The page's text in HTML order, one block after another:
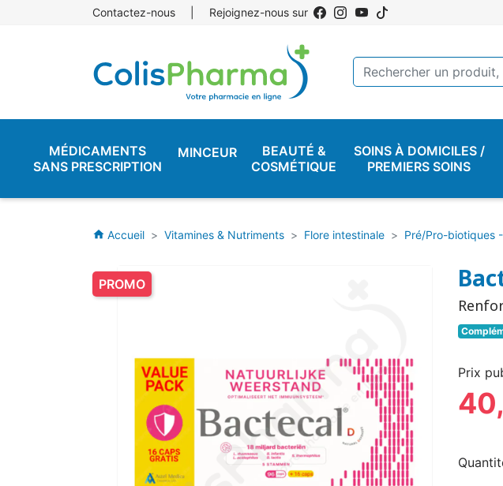
Contactez-nous Rejoignez-nous sur
MÉDICAMENTS
SANS PRESCRIPTION
MINCEUR
BEAUTÉ &
COSMÉTIQUE
SOINS À DOMICILES /
PREMIERS SOINS
home Accueil Vitamines & Nutriments Flore intestinale Pré/Pro-biotiques
PROMO
Prix